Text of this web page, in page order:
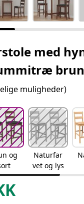
med
brun
muligheder)
og
Naturfar
vet og lys